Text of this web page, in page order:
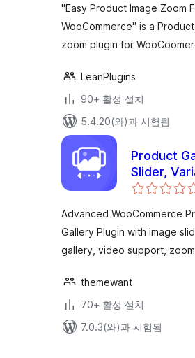
"Easy Product Image Zoom
WooCommerce" is a
zoom plugin for
LeanPlugins
90+ 활성 설치
5.4.20(와)과 시험됨
Product
Slider,
Images,
for
– Easy
Gallery
Advanced WooCommerce
Gallery Plugin with image
gallery, video support,
themewant
70+ 활성 설치
7.0.3(와)과 시험됨